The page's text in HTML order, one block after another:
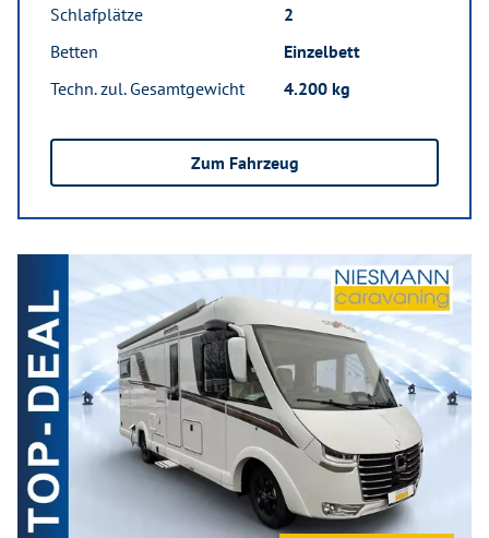
Schlafplätze
2
Betten
Einzelbett
Techn. zul. Gesamtgewicht
4.200 kg
Zum Fahrzeug